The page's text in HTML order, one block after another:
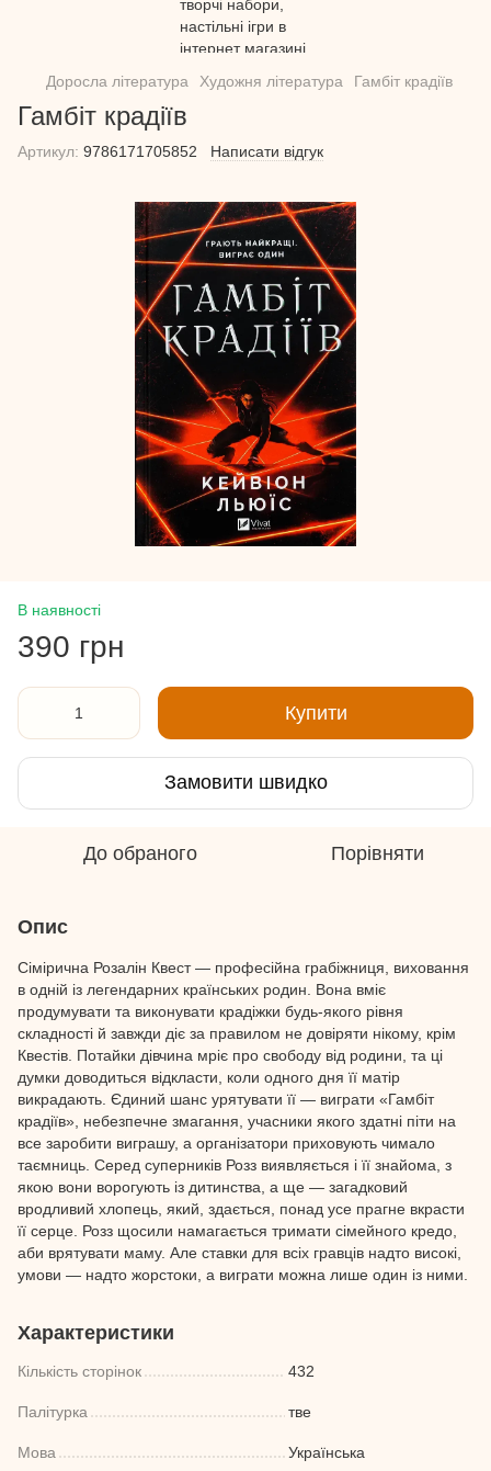
Доросла література Художня література Гамбіт крадіїв
Гамбіт крадіїв
Артикул: 9786171705852 Написати відгук
В наявності
390 грн
Купити
Замовити швидко
До обраного Порівняти
Опис
Сімірична Розалін Квест — професійна грабіжниця, виховання
в одній із легендарних країнських родин. Вона вміє
продумувати та виконувати крадіжки будь-якого рівня
складності й завжди діє за правилом не довіряти нікому, крім
Квестів. Потайки дівчина мріє про свободу від родини, та ці
думки доводиться відкласти, коли одного дня її матір
викрадають. Єдиний шанс урятувати її — виграти «Гамбіт
крадіїв», небезпечне змагання, учасники якого здатні піти на
все заробити виграшу, а організатори приховують чимало
таємниць. Серед суперників Розз виявляється і її знайома, з
якою вони ворогують із дитинства, а ще — загадковий
вродливий хлопець, який, здається, понад усе прагне вкрасти
її серце. Розз щосили намагається тримати сімейного кредо,
аби врятувати маму. Але ставки для всіх гравців надто високі,
умови — надто жорстоки, а виграти можна лише один із ними.
Характеристики
Кількість сторінок 432
Палітурка тве
Мова Українська